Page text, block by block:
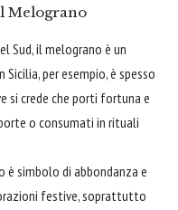
Melograno
Sud, il melograno è un
per esempio, è spesso
si crede che porti fortuna e
o consumati in rituali
è simbolo di abbondanza e
festive, soprattutto